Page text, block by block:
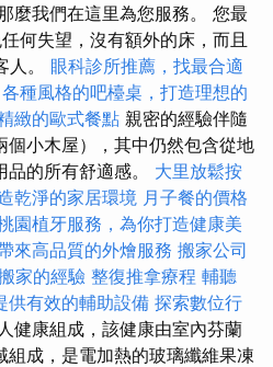
麼我們在這里為您服務。 您最
何失望，沒有額外的床，而且
人。 眼科診所推薦，找最合適
各種風格的吧檯桌，打造理想的
緻的歐式餐點 親密的經驗伴隨
個小木屋），其中仍然包含從地
的所有舒適感。 大里放鬆按
乾淨的家居環境 月子餐的價格
園植牙服務，為你打造健康美
來高品質的外燴服務 搬家公司
家的經驗 整復推拿療程 輔聽
供有效的輔助設備 探索數位行
健康組成，該健康由室內芬蘭
成，是電加熱的玻璃纖維果凍